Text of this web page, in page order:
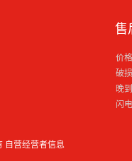
售
价
破
晚
闪
自营经营者信息